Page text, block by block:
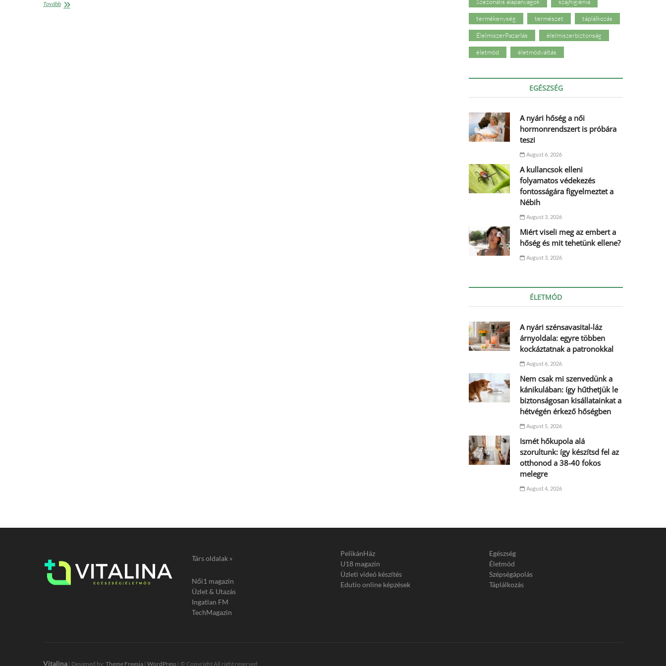
TovábbCsaládok
termékenység természet táplálkozás
ÉlelmiszerPazarlás élelmiszerbiztonság
életmód életmódváltás
EGÉSZSÉG
A nyári hőség a női
hormonrendszert is próbára
teszi
August 6, 2026
A kullancsok elleni
folyamatos védekezés
fontosságára figyelmeztet a
Nébih
August 3, 2026
Miért viseli meg az embert a
hőség és mit tehetünk ellene?
August 3, 2026
ÉLETMÓD
A nyári szénsavasital-láz
árnyoldala: egyre többen
kockáztatnak a patronokkal
August 6, 2026
Nem csak mi szenvedünk a
kánikulában: így hűthetjük le
biztonságosan kisállatainkat a
hétvégén érkező hőségben
August 5, 2026
Ismét hőkupola alá
szorultunk: így készítsd fel az
otthonod a 38-40 fokos
melegre
August 4, 2026
Társ oldalak »
Női1 magazin
Üzlet & Utazás
Ingatlan FM
TechMagazin
PelikánHáz
U18 magazin
Üzleti videó készítés
Edutio online képzések
Egészség
Életmód
Szépségápolás
Táplálkozás
Vitalina | Designed by: Theme Freesia | WordPress | © Copyright All right reserved